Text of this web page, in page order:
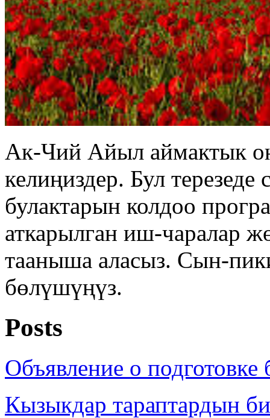
Ак-Чий Айыл аймактык
келиңиздер. Бул
булактарын колдоо
аткарылган иш-чаралар
тааныша аласыз. Сын-
бөлүшүңүз.
Posts
Объявление о подготовке
Кызыкдар тараптардын